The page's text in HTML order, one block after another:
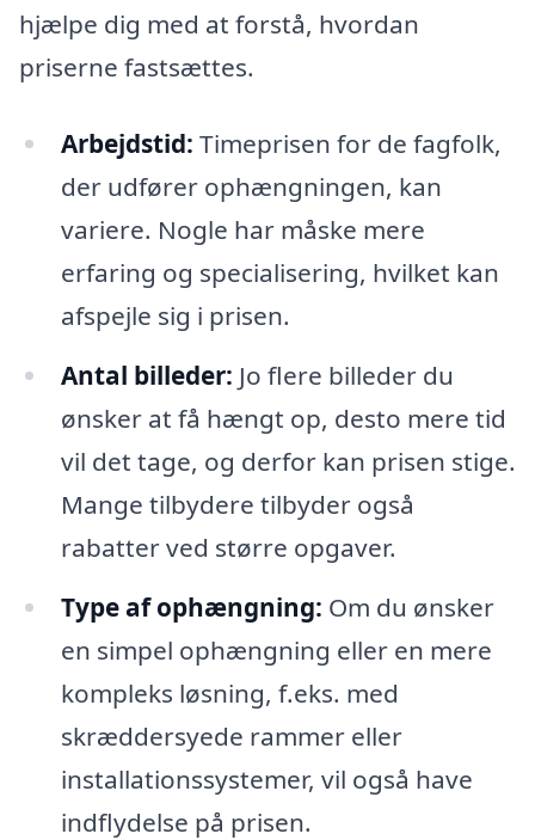
hjælpe dig med at forstå, hvordan
priserne fastsættes.
Arbejdstid: Timeprisen for de fagfolk,
der udfører ophængningen, kan
variere. Nogle har måske mere
erfaring og specialisering, hvilket kan
afspejle sig i prisen.
Antal billeder: Jo flere billeder du
ønsker at få hængt op, desto mere tid
vil det tage, og derfor kan prisen stige.
Mange tilbydere tilbyder også
rabatter ved større opgaver.
Type af ophængning: Om du ønsker
en simpel ophængning eller en mere
kompleks løsning, f.eks. med
skræddersyede rammer eller
installationssystemer, vil også have
indflydelse på prisen.